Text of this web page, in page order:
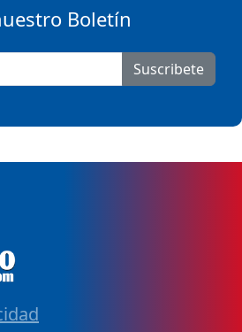
Boletín
Suscribete